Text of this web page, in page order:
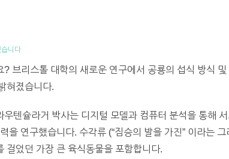
니다
브리스톨 대학의 새로운 연구에서 공룡의 섭식 방식
혀졌습니다.
텐슐라거 박사는 디지털 모델과 컴퓨터 분석을 통해
을 연구했습니다. 수각류 (“짐승의 발을 가진” 이라는
걸었던 가장 큰 육식동물을 포함합니다.